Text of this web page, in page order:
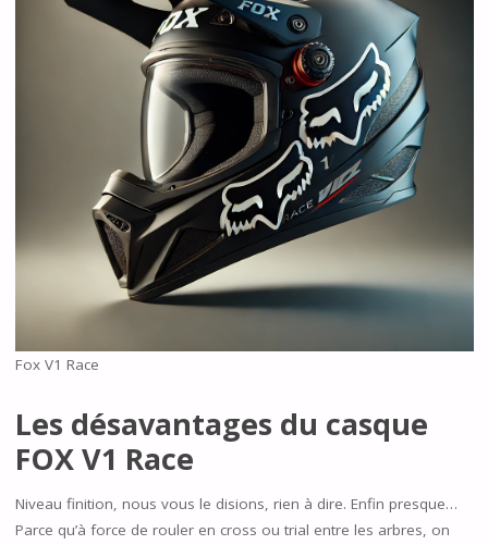
Fox V1 Race
Les désavantages du casque
FOX V1 Race
Niveau finition, nous vous le disions, rien à dire. Enfin presque…
Parce qu’à force de rouler en cross ou trial entre les arbres, on